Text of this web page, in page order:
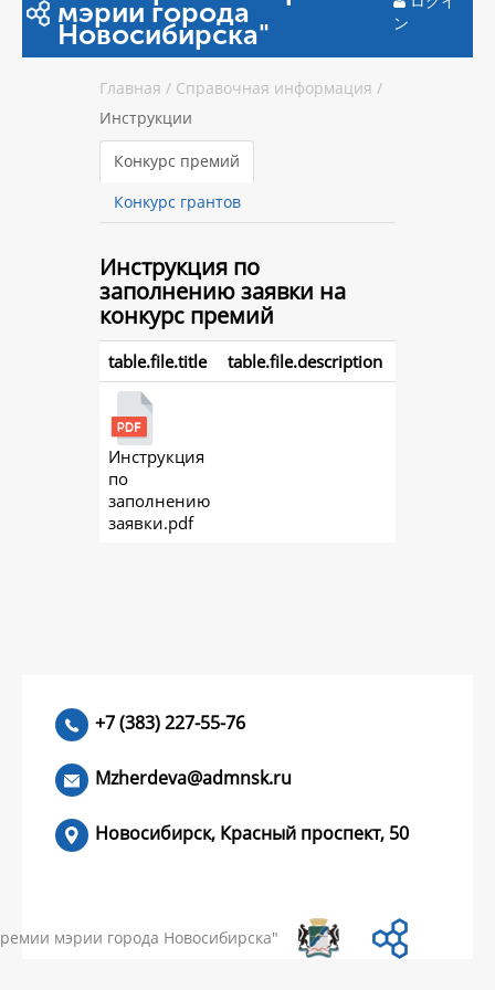
мэрии города
Новосибирска"
ン
Главная / Справочная информация /
Инструкции
Конкурс премий
Конкурс грантов
Инструкция по
заполнению заявки на
конкурс премий
table.file.title table.file.description
Инструкция
по
заполнению
заявки.pdf
+7 (383) 227-55-76
Mzherdeva@admnsk.ru
Новосибирск, Красный проспект, 50
мэрии города Новосибирска"